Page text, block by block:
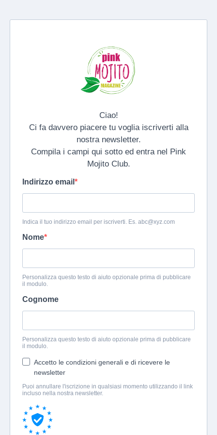
Ciao!
Ci fa davvero piacere tu voglia iscriverti alla
nostra newsletter.
Compila i campi qui sotto ed entra nel Pink
Mojito Club.
Indirizzo email
Indica il tuo indirizzo email per iscriverti. Es. abc@xyz.com
Nome
Personalizza questo testo di aiuto opzionale prima di pubblicare
il modulo.
Cognome
Personalizza questo testo di aiuto opzionale prima di pubblicare
il modulo.
Accetto le condizioni generali e di ricevere le
newsletter
Puoi annullare l'iscrizione in qualsiasi momento utilizzando il link
incluso nella nostra newsletter.